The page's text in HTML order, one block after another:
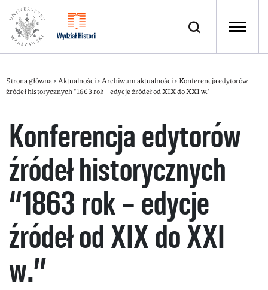
Strona główna>Aktualności>Archiwum aktualności>Konferencja edytorów
źródeł historycznych “1863 rok – edycje źródeł od XIX do XXI w.”
Konferencja edytorów
źródeł historycznych
“1863 rok – edycje
źródeł od XIX do XXI
w.”